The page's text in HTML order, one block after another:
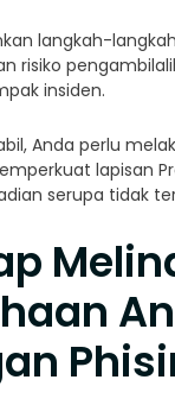
langkah-
risiko
insiden.
Anda perlu
lapisan
serupa tidak